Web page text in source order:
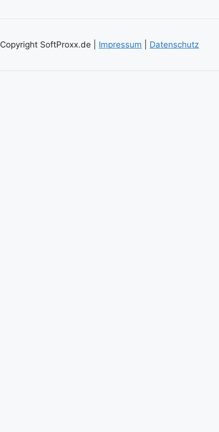
Copyright SoftProxx.de | Impressum Datenschutz